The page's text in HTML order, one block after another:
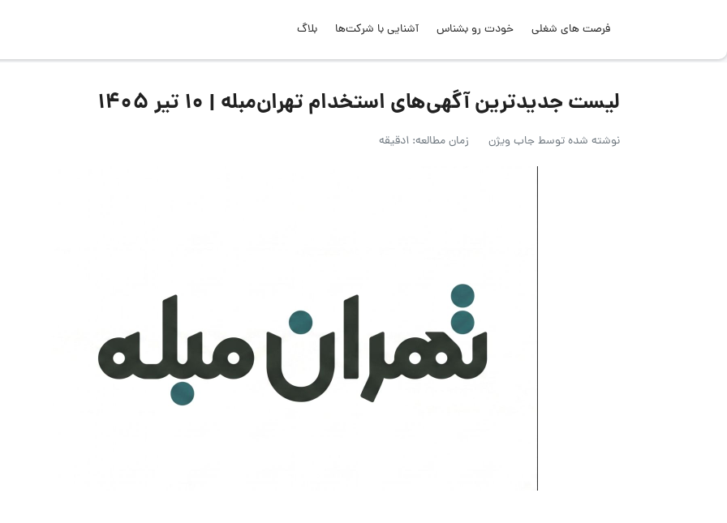
فرصت های شغلی خودت رو بشناس آشنایی با شرکت‌ها بلاگ
لیست جدیدترین آگهی‌های استخدام تهران‌مبله | ۱۰ تیر ۱۴۰۵
نوشته شده توسطجاب ویژن زمان مطالعه: 1دقیقه